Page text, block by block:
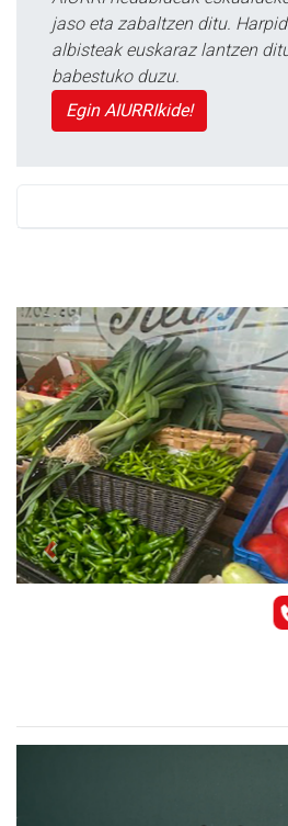
jaso eta zabaltzen ditu.
albisteak euskaraz lantzen
babestuko duzu.
Egin AIURRIkide!
Previous